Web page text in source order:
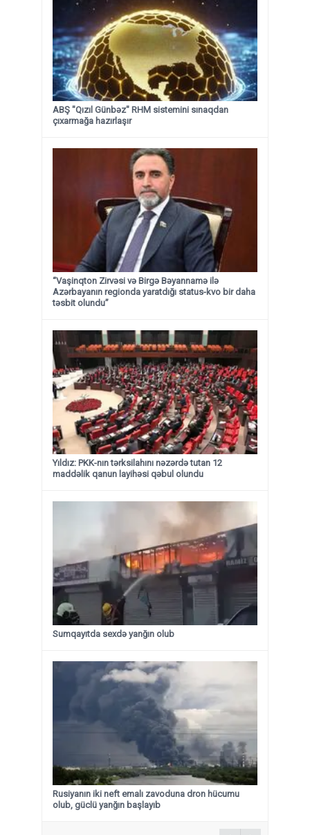
ABŞ "Qızıl Günbəz" RHM sistemini sınaqdan
çıxarmağa hazırlaşır
“Vaşinqton Zirvəsi və Birgə Bəyannamə ilə
Azərbayanın regionda yaratdığı status-kvo bir daha
təsbit olundu”
Yıldız: PKK-nın tərksilahını nəzərdə tutan 12
maddəlik qanun layihəsi qəbul olundu ​​​​​​​
Sumqayıtda sexdə yanğın olub
Rusiyanın iki neft emalı zavoduna dron hücumu
olub, güclü yanğın başlayıb